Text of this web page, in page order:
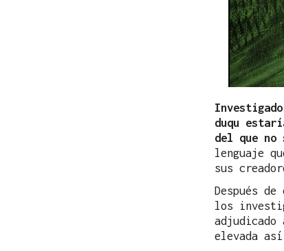
duqu
del que
lenguaje
sus
Después
los
elevada